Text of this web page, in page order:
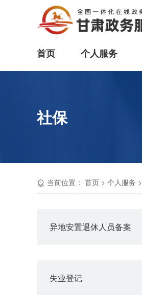
首页 个人服务
社保
当前位置： 首页 > 个人服务 >
异地安置退休人员备案
失业登记